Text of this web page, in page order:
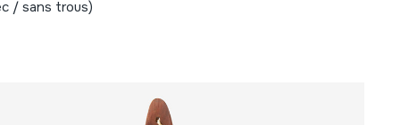
/ sans trous)